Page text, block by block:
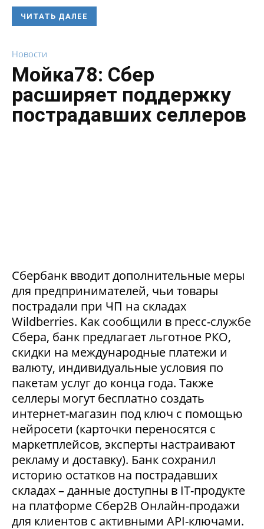
ЧИТАТЬ ДАЛЕЕ
Новости
Мойка78: Сбер
расширяет поддержку
пострадавших селлеров
Сбербанк вводит дополнительные меры
для предпринимателей, чьи товары
пострадали при ЧП на складах
Wildberries. Как сообщили в пресс-службе
Сбера, банк предлагает льготное РКО,
скидки на международные платежи и
валюту, индивидуальные условия по
пакетам услуг до конца года. Также
селлеры могут бесплатно создать
интернет-магазин под ключ с помощью
нейросети (карточки переносятся с
маркетплейсов, эксперты настраивают
рекламу и доставку). Банк сохранил
историю остатков на пострадавших
складах – данные доступны в IT-продукте
на платформе Сбер2В Онлайн-продажи
для клиентов с активными API-ключами.